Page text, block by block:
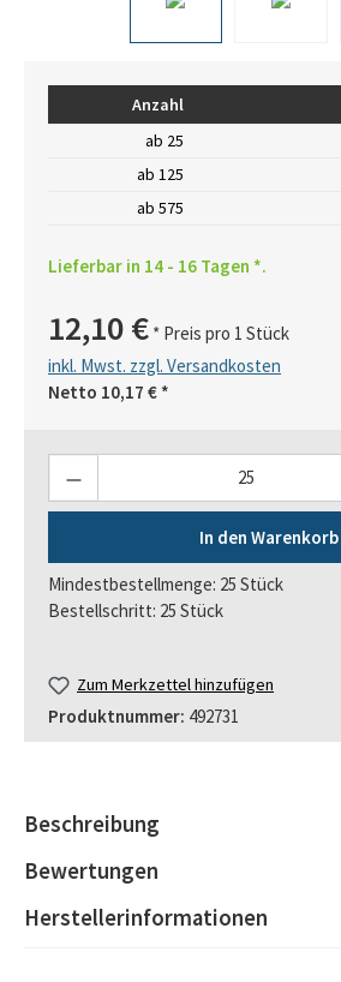
Anzahl
ab 25
ab 125
ab 575
Lieferbar in 14 - 16 Tagen *.
12,10 € * Preis pro 1 Stück
inkl. Mwst. zzgl. Versandkosten
Netto 10,17 € *
In den Warenkorb
Mindestbestellmenge: 25 Stück
Bestellschritt: 25 Stück
Zum Merkzettel hinzufügen
Produktnummer: 492731
Beschreibung
Bewertungen
Herstellerinformationen